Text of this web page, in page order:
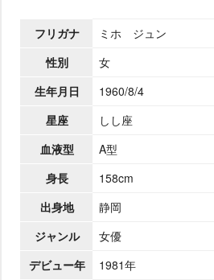
フリガナ
ミホ ジュン
性別
女
生年月日
1960/8/4
星座
しし座
血液型
A型
身長
158cm
出身地
静岡
ジャンル
女優
デビュー年
1981年